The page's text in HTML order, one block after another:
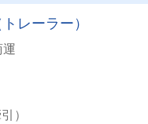
レーラー）
）